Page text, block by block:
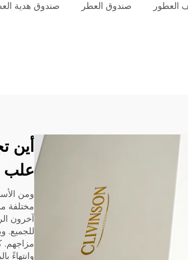
العطور صندوق العطر صندوق هدية
أين
علب
ومن
مختلفة
آخرون
للجميع.
مزاجهم.
وانتهاءً